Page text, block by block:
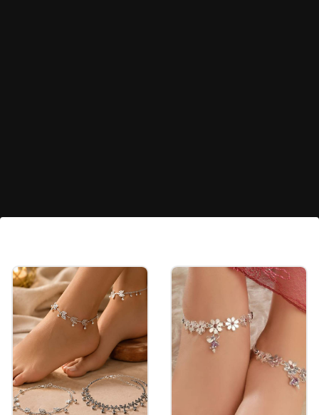
AD స్టోన్స్‌తో వచ్చిన ఈ సిల్వర్ ప్లేటెడ్ గాజుల డిజైన్
సింపుల్‌గా ఉంటూనే లగ్జరీ లుక్‌ను ఇస్తుంది. ఇలాంటి గాజులు
మీ చేతులకు మంచి షైనింగ్, స్టైల్ రెండింటినీ అందిస్తాయి.
Image credits: karatcart Instagram